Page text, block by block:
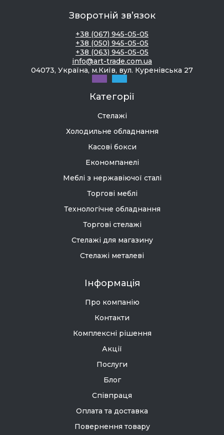
Зворотній зв’язок
+38 (067) 945-05-05
+38 (050) 945-05-05
+38 (063) 945-05-05
info@art-trade.com.ua
04073, Україна, м.Київ, вул. Куренівська 27
Категорії
Стелажі
Холодильне обладнання
Касові бокси
Економпанелі
Меблі з нержавіючої сталі
Торгові меблі
Технологічне обладнання
Торгові стелажі
Стелажі для магазину
Стелажі металеві
Інформація
Про компанію
Контакти
Комплексні рішення
Акції
Послуги
Блог
Співпраця
Оплата та доставка
Повернення товару